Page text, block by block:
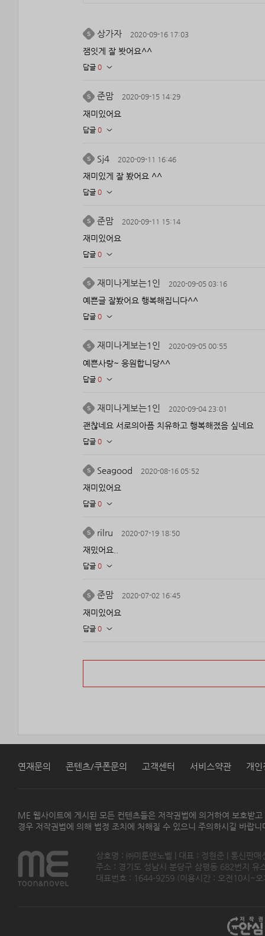
상가자 2020-09-16 17:03
잼잇게 잘 봣어요^^
답글 0
준맘 2020-09-15 14:29
재미있어요
답글 0
Sj4 2020-09-11 16:46
재미있게 잘 봤어요 ^^
답글 0
준맘 2020-09-11 15:14
재미있어요
답글 0
재미나게보는1인 2020-09-05 03:16
예쁜글 잘봤어요 행복해집니다^^
답글 0
재미나게보는1인 2020-09-05 00:55
예쁜사랑~ 응원합니당^^
답글 0
재미나게보는1인 2020-09-04 23:01
괜찮네요 서로의아픔 치유하고 행복해졌음 싶네요
답글 0
Seagood 2020-08-16 05:52
재미있어요
답글 0
rilru 2020-07-19 18:50
재밌어요..
답글 0
준맘 2020-07-02 16:45
재미있어요
답글 0
연재문의 콘텐츠/쿠폰문의 고객센터 서비스약관 개인
ME 웹사이트에 게시된 모든 컨텐츠들은 저작권법에 의거하여 보호받
경우 저작권법에 의해 법정 조치에 처해질 수 있으니 주의하시길 바랍니
상호명 : ㈜미툰앤노벨 | 대표 : 정현준 | 통신판
주소 : 경기도 성남시 분당구 삼평동 682번지
대표번호 : 1644-9259 (이용시간 : 오전10시~